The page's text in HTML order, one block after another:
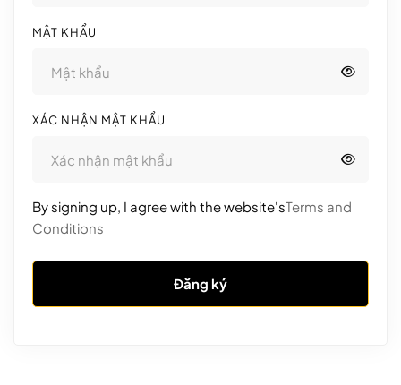
MẬT KHẨU
XÁC NHẬN MẬT KHẨU
By signing up, I agree with the website'sTerms and
Conditions
Đăng ký